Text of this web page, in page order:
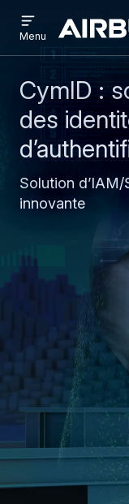
cyber
menu
Menu
CymID :
des
Solution
innovante